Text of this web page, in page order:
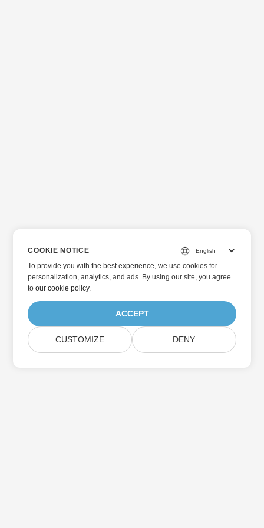
COOKIE NOTICE
To provide you with the best experience, we use cookies for
personalization, analytics, and ads. By using our site, you agree
toour cookie policy.
ACCEPT
CUSTOMIZE DENY